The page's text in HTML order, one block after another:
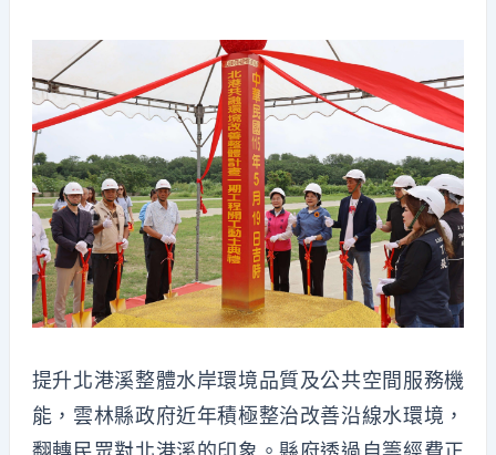
提升北港溪整體水岸環境品質及公共空間服務機
能，雲林縣政府近年積極整治改善沿線水環境，